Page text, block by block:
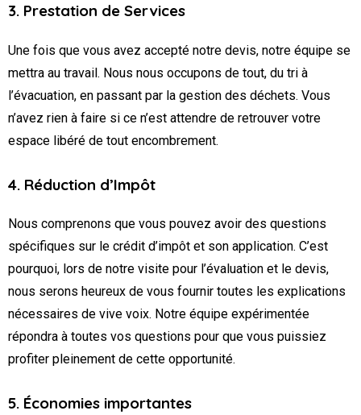
3. Prestation de Services
Une fois que vous avez accepté notre devis, notre équipe se
mettra au travail. Nous nous occupons de tout, du tri à
l’évacuation, en passant par la gestion des déchets. Vous
n’avez rien à faire si ce n’est attendre de retrouver votre
espace libéré de tout encombrement.
4. Réduction d’Impôt
Nous comprenons que vous pouvez avoir des questions
spécifiques sur le crédit d’impôt et son application. C’est
pourquoi, lors de notre visite pour l’évaluation et le devis,
nous serons heureux de vous fournir toutes les explications
nécessaires de vive voix. Notre équipe expérimentée
répondra à toutes vos questions pour que vous puissiez
profiter pleinement de cette opportunité.
5. Économies importantes